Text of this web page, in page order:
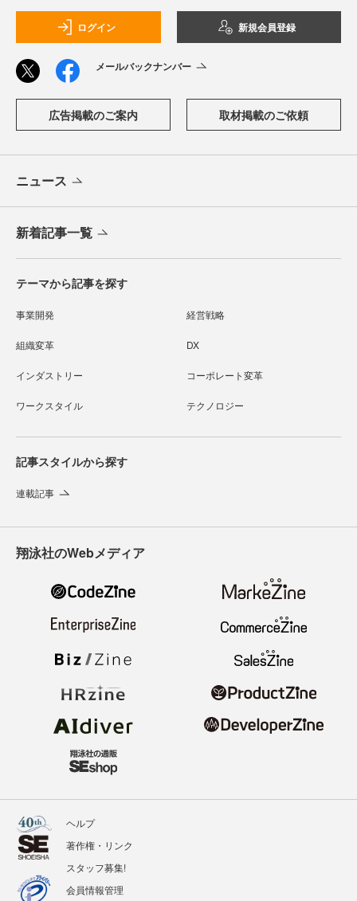
ログイン 新規会員登録
メールバックナンバー
広告掲載のご案内 取材掲載のご依頼
ニュース
新着記事一覧
テーマから記事を探す
事業開発 経営戦略
組織変革 DX
インダストリー コーポレート変革
ワークスタイル テクノロジー
記事スタイルから探す
連載記事
翔泳社のWebメディア
ヘルプ
著作権・リンク
スタッフ募集!
会員情報管理